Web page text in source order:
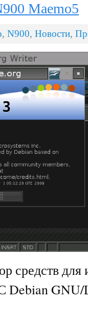
Maemo5
, N900, Новости,
средств для
Debian